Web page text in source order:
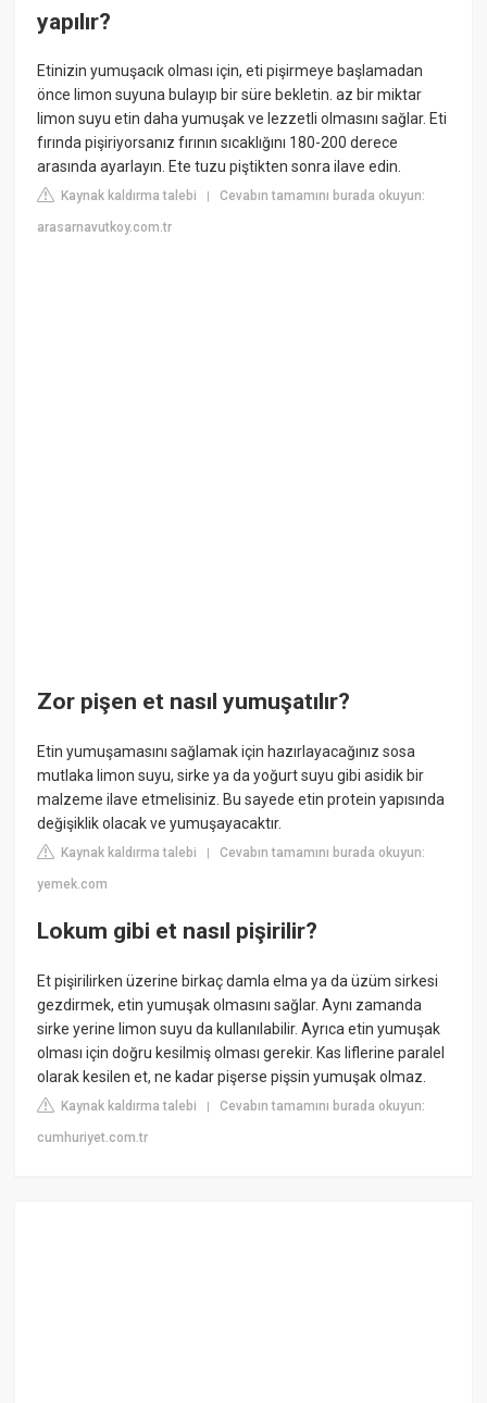
yapılır?
Etinizin yumuşacık olması için, eti pişirmeye başlamadan
önce limon suyuna bulayıp bir süre bekletin. az bir miktar
limon suyu etin daha yumuşak ve lezzetli olmasını sağlar. Eti
fırında pişiriyorsanız fırının sıcaklığını 180-200 derece
arasında ayarlayın. Ete tuzu piştikten sonra ilave edin.
Kaynak kaldırma talebi |Cevabın tamamını burada okuyun:
arasarnavutkoy.com.tr
Zor pişen et nasıl yumuşatılır?
Etin yumuşamasını sağlamak için hazırlayacağınız sosa
mutlaka limon suyu, sirke ya da yoğurt suyu gibi asidik bir
malzeme ilave etmelisiniz. Bu sayede etin protein yapısında
değişiklik olacak ve yumuşayacaktır.
Kaynak kaldırma talebi |Cevabın tamamını burada okuyun:
yemek.com
Lokum gibi et nasıl pişirilir?
Et pişirilirken üzerine birkaç damla elma ya da üzüm sirkesi
gezdirmek, etin yumuşak olmasını sağlar. Aynı zamanda
sirke yerine limon suyu da kullanılabilir. Ayrıca etin yumuşak
olması için doğru kesilmiş olması gerekir. Kas liflerine paralel
olarak kesilen et, ne kadar pişerse pişsin yumuşak olmaz.
Kaynak kaldırma talebi |Cevabın tamamını burada okuyun:
cumhuriyet.com.tr